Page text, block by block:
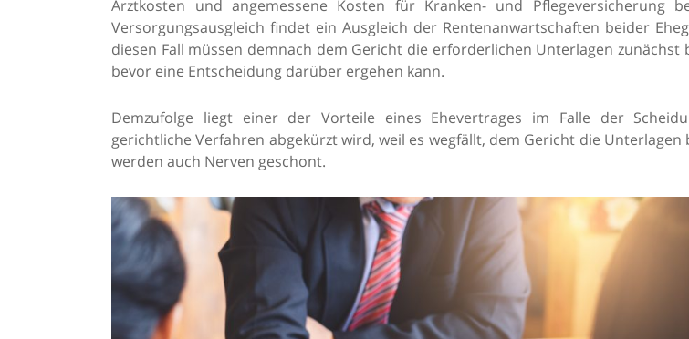
Arztkosten und angemessene Kosten für Kranken- und Pflegeversicherung
Versorgungsausgleich findet ein Ausgleich der Rentenanwartschaften beider
diesen Fall müssen demnach dem Gericht die erforderlichen Unterlagen zunächst
bevor eine Entscheidung darüber ergehen kann.
Demzufolge liegt einer der Vorteile eines Ehevertrages im Falle der
gerichtliche Verfahren abgekürzt wird, weil es wegfällt, dem Gericht die Unterlagen
werden auch Nerven geschont.